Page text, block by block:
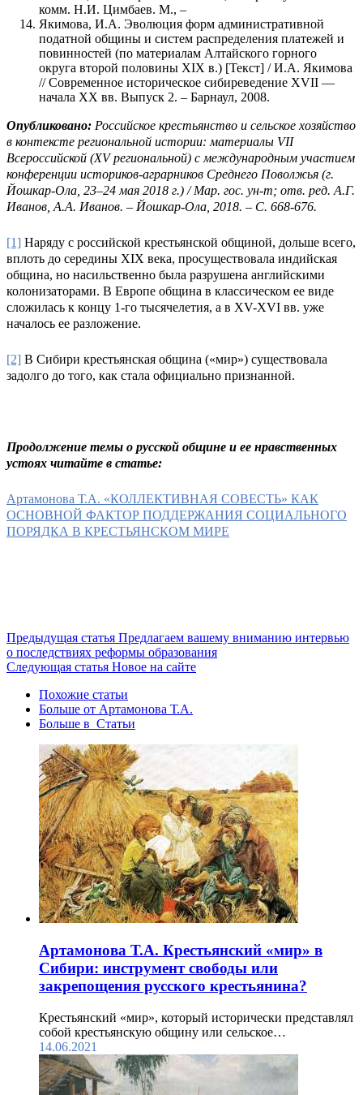
комм. Н.И. Цимбаев. М., –
Якимова, И.А. Эволюция форм административной
податной общины и систем распределения платежей и
повинностей (по материалам Алтайского горного
округа второй половины XIX в.) [Текст] / И.А. Якимова
// Современное историческое сибиреведение XVII —
начала XX вв. Выпуск 2. – Барнаул, 2008.
Опубликовано: Российское крестьянство и сельское хозяйство
в контексте региональной истории: материалы VII
Всероссийской (XVрегиональной) с международным участием
конференции историков-аграрников Среднего Поволжья (г.
Йошкар-Ола, 23–24 мая 2018 г.) / Мар. гос. ун-т; отв. ред. А.Г.
Иванов, А.А. Иванов. – Йошкар-Ола, 2018. – С. 668-676.
[1] Наряду с российской крестьянской общиной, дольше всего,
вплоть до середины XIX века, просуществовала индийская
община, но насильственно была разрушена английскими
колонизаторами. В Европе община в классическом ее виде
сложилась к концу 1-го тысячелетия, а в XV-XVI вв. уже
началось ее разложение.
[2] В Сибири крестьянская община («мир») существовала
задолго до того, как стала официально признанной.
Продолжение темы о русской общине и ее нравственных
устоях читайте в статье:
Артамонова Т.А. «КОЛЛЕКТИВНАЯ СОВЕСТЬ» КАК
ОСНОВНОЙ ФАКТОР ПОДДЕРЖАНИЯ СОЦИАЛЬНОГО
ПОРЯДКА В КРЕСТЬЯНСКОМ МИРЕ
Предыдущая статья Предлагаем вашему вниманию интервью
о последствиях реформы образования
Следующая статья Новое на сайте
Похожие статьи
Больше от Артамонова Т.А.
Больше в Статьи
Артамонова Т.А. Крестьянский «мир» в
Сибири: инструмент свободы или
закрепощения русского крестьянина?
Крестьянский «мир», который исторически представлял
собой крестьянскую общину или сельское…
14.06.2021